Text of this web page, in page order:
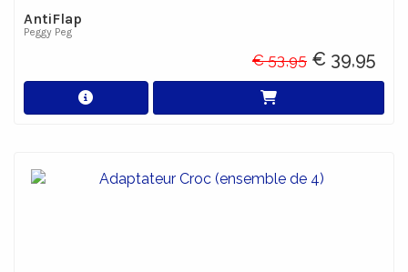
AntiFlap
Peggy Peg
€ 53,95 € 39,95